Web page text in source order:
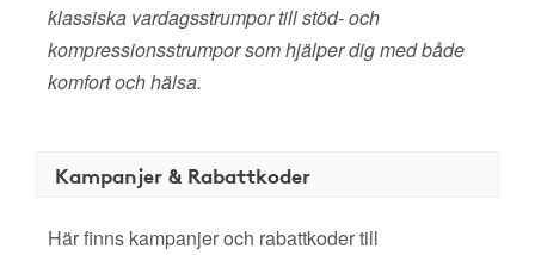
klassiska vardagsstrumpor till stöd- och
kompressionsstrumpor som hjälper dig med både
komfort och hälsa.
Kampanjer & Rabattkoder
Här finns kampanjer och rabattkoder till